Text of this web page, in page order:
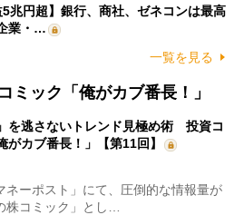
5兆円超】銀行、商社、ゼネコンは最高
業・…
一覧を見る
ミック「俺がカブ番長！」
を逃さないトレンド見極め術 投資コ
がカブ番長！」【第11回】
ーポスト」にて、圧倒的な情報量が
株コミック」とし…